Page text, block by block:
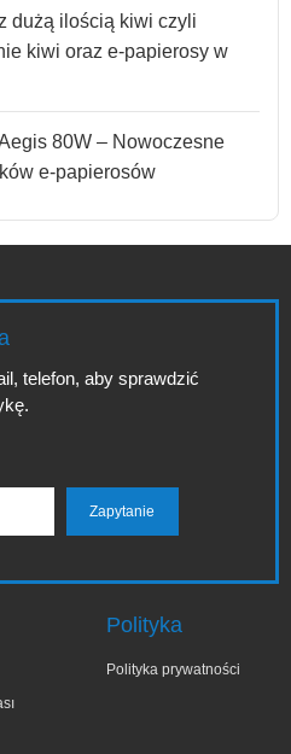
dużą ilością kiwi czyli
kiwi oraz e-papierosy w
80W – Nowoczesne
e-papierosów
telefon, aby sprawdzić
Polityka
Polityka prywatności